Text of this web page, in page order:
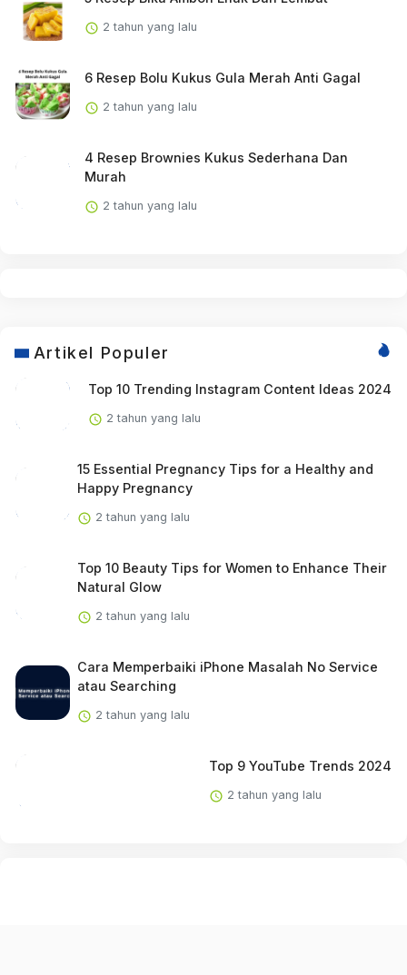
2 tahun yang lalu
6 Resep Bolu Kukus Gula Merah Anti Gagal
2 tahun yang lalu
4 Resep Brownies Kukus Sederhana Dan
Murah
2 tahun yang lalu
Artikel Populer
Top 10 Trending Instagram Content Ideas 2024
2 tahun yang lalu
15 Essential Pregnancy Tips for a Healthy and
Happy Pregnancy
2 tahun yang lalu
Top 10 Beauty Tips for Women to Enhance Their
Natural Glow
2 tahun yang lalu
Cara Memperbaiki iPhone Masalah No Service
atau Searching
2 tahun yang lalu
Top 9 YouTube Trends 2024
2 tahun yang lalu